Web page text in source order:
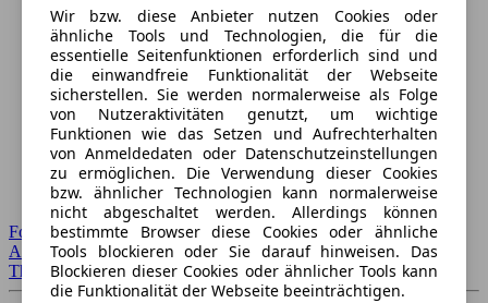
Wir bzw. diese Anbieter nutzen Cookies oder
ähnliche Tools und Technologien, die für die
essentielle Seitenfunktionen erforderlich sind und
die einwandfreie Funktionalität der Webseite
sicherstellen. Sie werden normalerweise als Folge
von Nutzeraktivitäten genutzt, um wichtige
Funktionen wie das Setzen und Aufrechterhalten
von Anmeldedaten oder Datenschutzeinstellungen
zu ermöglichen. Die Verwendung dieser Cookies
bzw. ähnlicher Technologien kann normalerweise
nicht abgeschaltet werden. Allerdings können
bestimmte Browser diese Cookies oder ähnliche
Tools blockieren oder Sie darauf hinweisen. Das
Blockieren dieser Cookies oder ähnlicher Tools kann
die Funktionalität der Webseite beeinträchtigen.
Forum Startseite
Alle Auto-Foren
Themen-Forum